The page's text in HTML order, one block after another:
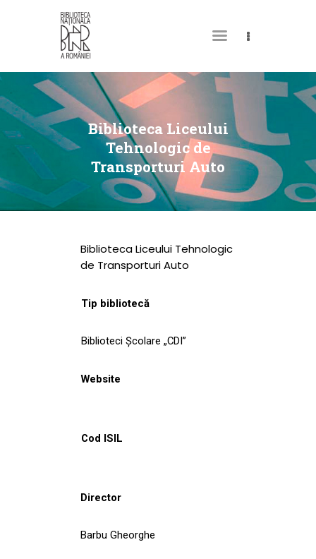
Biblioteca Liceului
Tehnologic de
Transporturi Auto
DESPRE NOI
PERMISUL MEU DE
BIBLIOTECĂ
CATALOAGE ȘI
COLECȚII
BIBLIOTECA DIGITALĂ
EVENIMENTE
CULTURALE
NOUTĂȚI
Biblioteca Liceului Tehnologic
de Transporturi Auto
Tip bibliotecă
Biblioteci Școlare „CDI”
Website
Cod ISIL
Director
Barbu Gheorghe